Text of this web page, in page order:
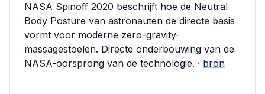
NASA Spinoff 2020 beschrijft hoe de Neutral
Body Posture van astronauten de directe basis
vormt voor moderne zero-gravity-
massagestoelen. Directe onderbouwing van de
NASA-oorsprong van de technologie. · bron